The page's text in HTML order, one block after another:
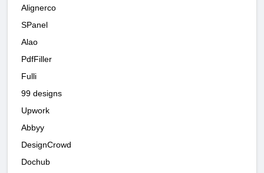
Alignerco
SPanel
Alao
PdfFiller
Fulli
99 designs
Upwork
Abbyy
DesignCrowd
Dochub